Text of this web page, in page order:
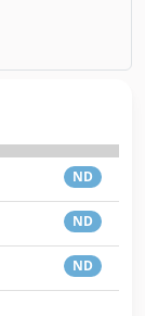
ND
ND
ND